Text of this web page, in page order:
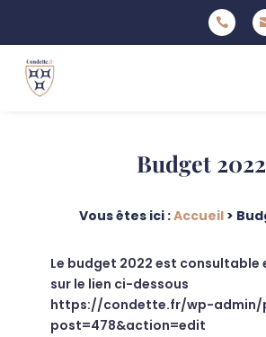

Budget 2022
Vous êtes ici :Accueil >
Le budget 2022 est consultable
sur le lien ci-dessous
https://condette.fr/wp-admin/
post=478&action=edit